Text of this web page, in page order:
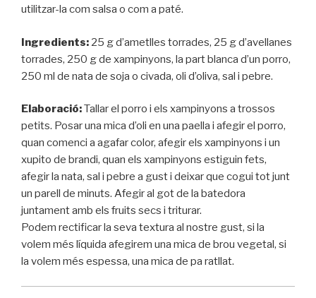
utilitzar-la com salsa o com a paté.
Ingredients: 25 g d’ametlles torrades, 25 g d’avellanes
torrades, 250 g de xampinyons, la part blanca d’un porro,
250 ml de nata de soja o civada, oli d’oliva, sal i pebre.
Elaboració:Tallar el porro i els xampinyons a trossos
petits. Posar una mica d’oli en una paella i afegir el porro,
quan comenci a agafar color, afegir els xampinyons i un
xupito de brandi, quan els xampinyons estiguin fets,
afegir la nata, sal i pebre a gust i deixar que cogui tot junt
un parell de minuts. Afegir al got de la batedora
juntament amb els fruits secs i triturar.
Podem rectificar la seva textura al nostre gust, si la
volem més líquida afegirem una mica de brou vegetal, si
la volem més espessa, una mica de pa ratllat.